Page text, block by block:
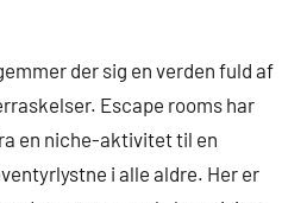
der sig en verden fuld af
Escape rooms har
en niche-aktivitet til en
i alle aldre. Her er